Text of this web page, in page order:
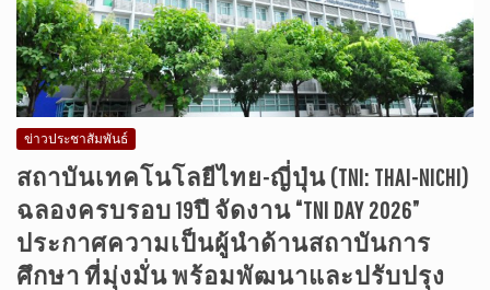
ข่าวประชาสัมพันธ์
สถาบันเทคโนโลยีไทย-ญี่ปุ่น (TNI: THAI-NICHI)
ฉลองครบรอบ 19ปี จัดงาน “TNI DAY 2026”
ประกาศความเป็นผู้นำด้านสถาบันการ
ศึกษา ที่มุ่งมั่น พร้อมพัฒนาและปรับปรุง